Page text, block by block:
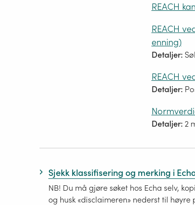
REACH
REACH
enning)
Detaljer:
REACH
Detaljer:
Detaljer: 2
Sjekk klassifisering og merking i
NB! Du må gjøre søket hos Echa selv,
og husk «disclaimeren» nederst til høyre